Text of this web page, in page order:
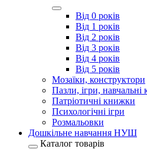
Від 0 років
Від 1 років
Від 2 років
Від 3 років
Від 4 років
Від 5 років
Мозаїки, конструктори
Пазли, ігри, навчальні
Патріотичні книжки
Психологічні ігри
Розмальовки
Дошкільне навчання НУШ
Каталог товарів